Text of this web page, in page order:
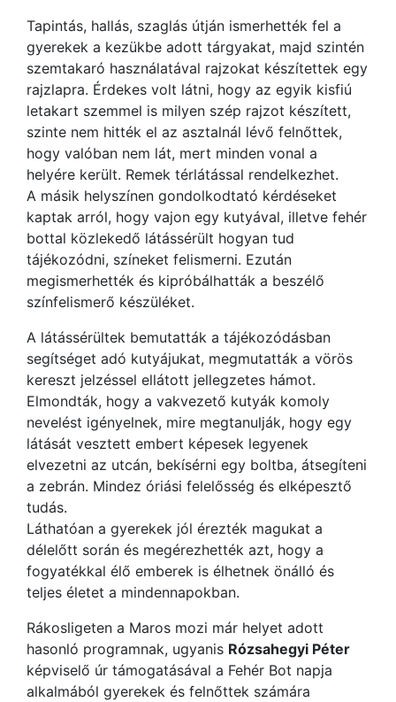
Tapintás, hallás, szaglás útján ismerhették fel a
gyerekek a kezükbe adott tárgyakat, majd szintén
szemtakaró használatával rajzokat készítettek egy
rajzlapra. Érdekes volt látni, hogy az egyik kisfiú
letakart szemmel is milyen szép rajzot készített,
szinte nem hitték el az asztalnál lévő felnőttek,
hogy valóban nem lát, mert minden vonal a
helyére került. Remek térlátással rendelkezhet.
A másik helyszínen gondolkodtató kérdéseket
kaptak arról, hogy vajon egy kutyával, illetve fehér
bottal közlekedő látássérült hogyan tud
tájékozódni, színeket felismerni. Ezután
megismerhették és kipróbálhatták a beszélő
színfelismerő készüléket.
A látássérültek bemutatták a tájékozódásban
segítséget adó kutyájukat, megmutatták a vörös
kereszt jelzéssel ellátott jellegzetes hámot.
Elmondták, hogy a vakvezető kutyák komoly
nevelést igényelnek, mire megtanulják, hogy egy
látását vesztett embert képesek legyenek
elvezetni az utcán, bekísérni egy boltba, átsegíteni
a zebrán. Mindez óriási felelősség és elképesztő
tudás.
Láthatóan a gyerekek jól érezték magukat a
délelőtt során és megérezhették azt, hogy a
fogyatékkal élő emberek is élhetnek önálló és
teljes életet a mindennapokban.
Rákosligeten a Maros mozi már helyet adott
hasonló programnak, ugyanis Rózsahegyi Péter
képviselő úr támogatásával a Fehér Bot napja
alkalmából gyerekek és felnőttek számára